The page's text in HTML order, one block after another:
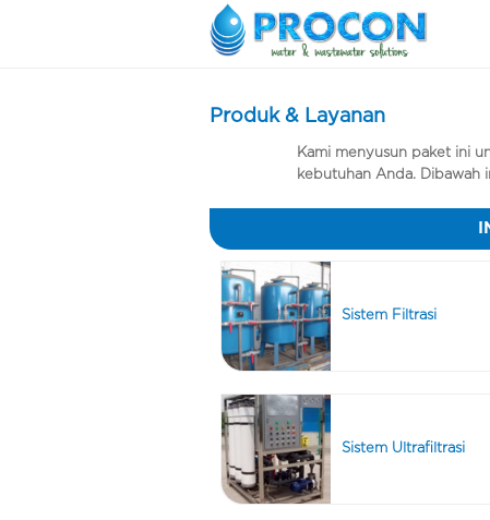
Produk & Layanan
Kami menyusun paket ini
kebutuhan Anda. Dibawah
Sistem Filtrasi
Sistem Ultrafiltrasi